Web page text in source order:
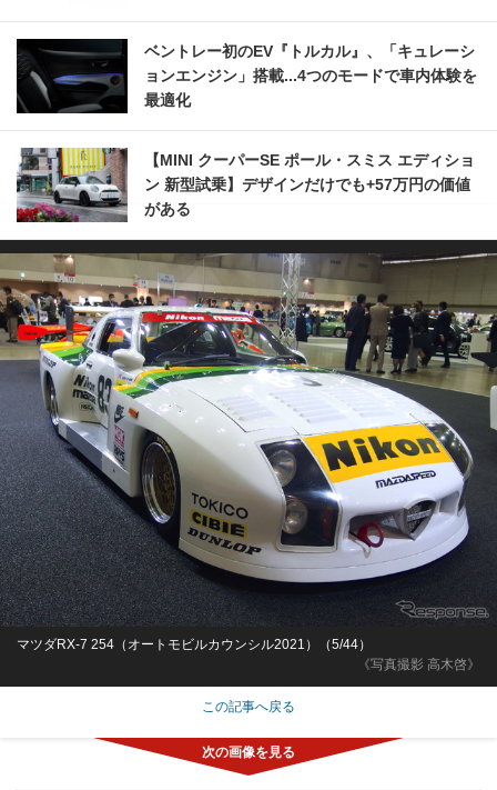
ベントレー初のEV『トルカル』、「キュレーシ
ョンエンジン」搭載...4つのモードで車内体験を
最適化
【MINI クーパーSE ポール・スミス エディショ
ン 新型試乗】デザインだけでも+57万円の価値
がある
《写真撮影 高木啓》
マツダRX-7 254（オートモビルカウンシル2021）（5/44）
この記事へ戻る